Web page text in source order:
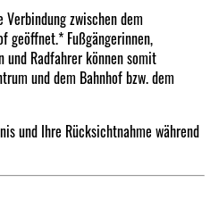
zwischen dem
geöffnet.* Fußgängerinnen,
und Radfahrer können somit
und dem Bahnhof bzw. dem
und Ihre Rücksichtnahme während